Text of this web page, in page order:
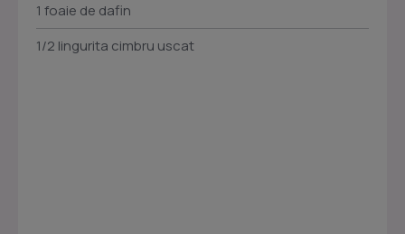
1 foaie de dafin
1/2 lingurita cimbru uscat